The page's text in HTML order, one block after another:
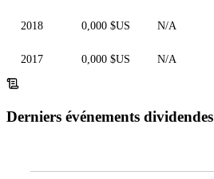
2018 0,000 $US N/A
2017 0,000 $US N/A
Derniers événements dividendes